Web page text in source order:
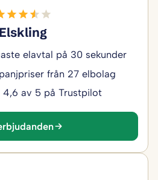
Elskling
elavtal på 30 sekunder
från 27 elbolag
av 5 på Trustpilot